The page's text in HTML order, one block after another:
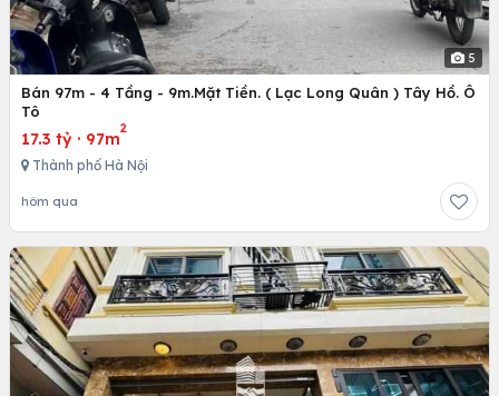
5
Bán 97m - 4 Tầng - 9m.Mặt Tiền. ( Lạc Long Quân ) Tây Hồ. Ô
Tô
17.3 tỷ · 97m
2
Thành phố Hà Nội
hôm qua